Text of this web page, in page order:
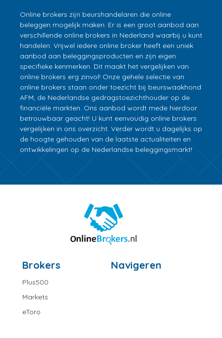
Online brokers zijn beurshandelaren die online
beleggen mogelijk maken. Er is een groot aanbod aan
verschillende online brokers in Nederland waarbij u kunt
handelen. Vrijwel iedere online broker heeft een uniek
aanbod aan beleggingsproducten en zijn eigen
specifieke kenmerken. Dit maakt het vergelijken van
online brokers erg zinvol! Onze gehele selectie van
online brokers staan onder toezicht bij beurswaakhond
AFM, de Nederlandse gedragstoezichthouder op de
financiële markten. Ons aanbod wordt mede hierdoor
betrouwbaar geacht! U kunt eenvoudig online brokers
vergelijken in ons overzicht. Verder wordt u dagelijks op
de hoogte gehouden van de laatste actualiteiten en
ontwikkelingen op de Nederlandse beleggingsmarkt!
Brokers
Plus500
Markets
eToro
Navigeren